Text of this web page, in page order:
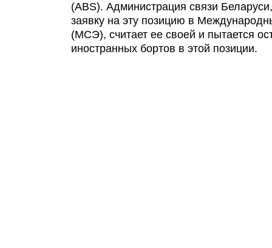
(ABS). Администрация связи
заявку на эту позицию в
(МСЭ), считает ее своей и пытается
иностранных бортов в этой позиции.